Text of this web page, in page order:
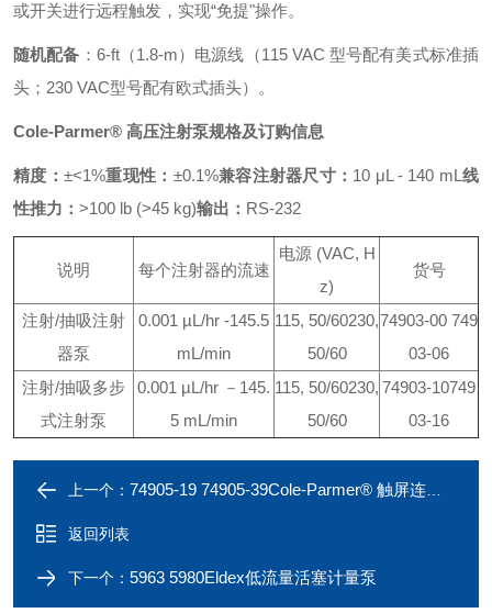
或开关进行远程触发，实现“免提"操作。
随机配备 ：6-ft（1.8-m）电源线（115 VAC 型号配有美式标准插
头；230 VAC型号配有欧式插头）。
Cole-Parmer® 高压注射泵规格及订购信息
精度： ±<1%重现性： ±0.1%兼容注射器尺寸： 10 μL - 140 mL 线
性推力： >100 lb (>45 kg)输出： RS-232
说明 每个注射器的流速
电源 (VAC, H
z)
货号
注射/抽吸注射
器泵
0.001 µL/hr -145.5
mL/min
115, 50/60230,
50/60
74903-00 749
03-06
注射/抽吸多步
式注射泵
0.001 µL/hr － 145.
5 mL/min
115, 50/60230,
50/60
74903-10749
03-16
上一个： 74905-19 74905-39Cole-Parmer® 触屏连续循环四注射器泵
返回列表
下一个： 5963 5980Eldex低流量活塞计量泵